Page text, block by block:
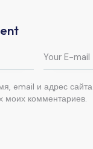
email и адрес
комментариев.